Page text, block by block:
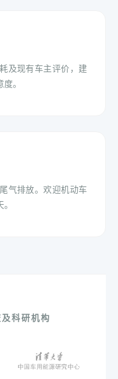
及现有车主评价，建
。
气排放。欢迎机动车
科研机构